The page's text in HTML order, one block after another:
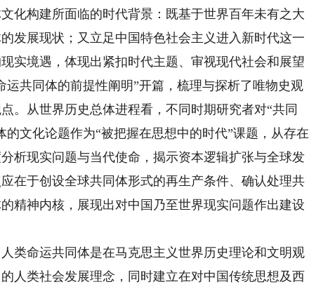
化构建所面临的时代背景：既基于世界百年未有之大
发展现状；又立足中国特色社会主义进入新时代这一
实境遇，体现出紧扣时代主题、审视现代社会和展望
运共同体的前提性阐明”开篇，梳理与探析了唯物史观
。从世界历史总体进程看，不同时期研究者对“共同
文化论题作为“被把握在思想中的时代”课题，从存在
析现实问题与当代使命，揭示资本逻辑扩张与全球发
在于创设全球共同体形式的再生产条件、确认处理共
精神内核，展现出对中国乃至世界现实问题作出建设
命运共同体是在马克思主义世界历史理论和文明观
人类社会发展理念，同时建立在对中国传统思想及西